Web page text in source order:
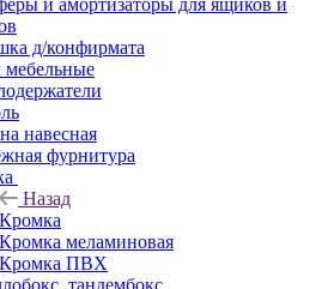
и амортизаторы для ящиков и
д/конфирмата
мебельные
навесная
фурнитура
Назад
Кромка
Кромка меламиновая
Кромка ПВХ
тандембокс